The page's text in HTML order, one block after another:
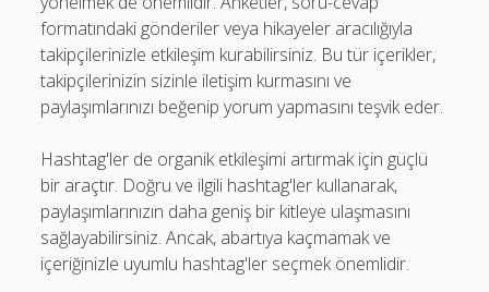
formatındaki gönderiler veya hikayeler aracılığıyla
takipçilerinizle etkileşim kurabilirsiniz. Bu tür içerikler,
takipçilerinizin sizinle iletişim kurmasını ve
paylaşımlarınızı beğenip yorum yapmasını teşvik eder.
Hashtag'ler de organik etkileşimi artırmak için güçlü
bir araçtır. Doğru ve ilgili hashtag'ler kullanarak,
paylaşımlarınızın daha geniş bir kitleye ulaşmasını
sağlayabilirsiniz. Ancak, abartıya kaçmamak ve
içeriğinizle uyumlu hashtag'ler seçmek önemlidir.